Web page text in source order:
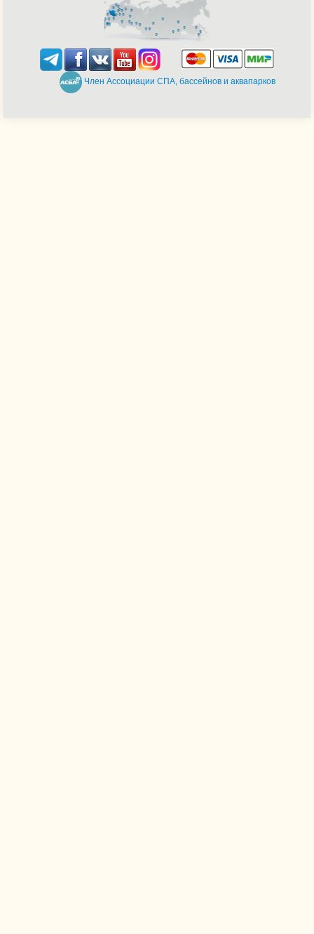
Член Ассоциации СПА, бассейнов и аквапарков